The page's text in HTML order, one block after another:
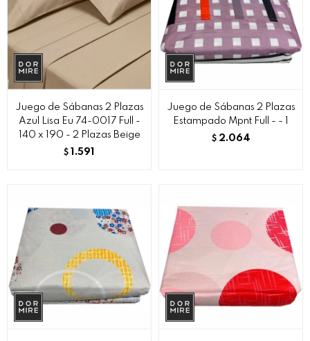
Juego de Sábanas 2 Plazas
Azul Lisa Eu 74-0017 Full -
140 x 190 - 2 Plazas Beige
$ 1.591
Juego de Sábanas 2 Plazas
Estampado Mpnt Full - - 1
$ 2.064